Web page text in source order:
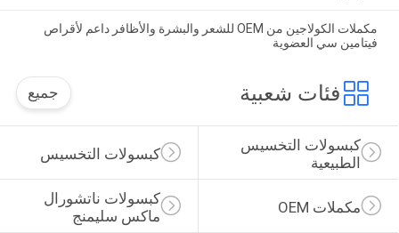
مكملات الكولاجين من OEM للشعر والبشرة والأظافر داعم لأقراص
فيتامين سي العضوية
فئات شعبية جميع
كبسولات التخسيس
كبسولات التخسيس
الطبيعية
كبسولات ناتشورال
ماكس سليمنج
مكملات OEM